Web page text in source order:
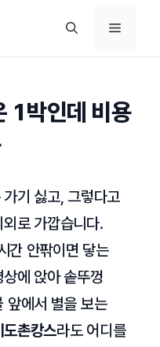
메
1박인데 비용
기 싫고, 그렇다고
로 가깝습니다.
간안팎이면 닿는
상에 앉아 솥뚜껑
앞에서 별을 보는
도촌캉스라도 어디를